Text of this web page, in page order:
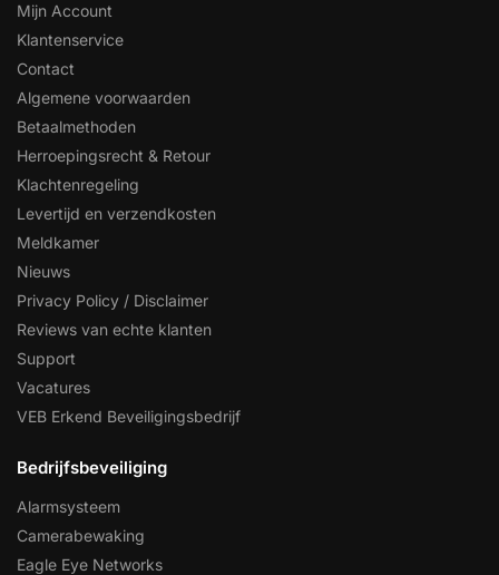
Mijn Account
Klantenservice
Contact
Algemene voorwaarden
Betaalmethoden
Herroepingsrecht & Retour
Klachtenregeling
Levertijd en verzendkosten
Meldkamer
Nieuws
Privacy Policy / Disclaimer
Reviews van echte klanten
Support
Vacatures
VEB Erkend Beveiligingsbedrijf
Bedrijfsbeveiliging
Alarmsysteem
Camerabewaking
Eagle Eye Networks